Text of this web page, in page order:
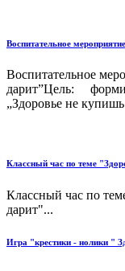
Воспитательное
Воспитательное
дарит”Цель:
„Здоровье не
Классный час по теме
Классный час по
дарит"...
Игра "крестики - нолики "